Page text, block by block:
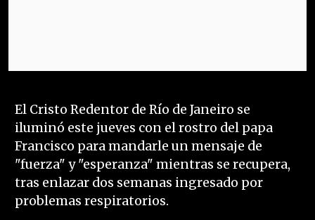
El Cristo Redentor de Río de Janeiro se
iluminó este jueves con el rostro del papa
Francisco para mandarle un mensaje de
"fuerza" y "esperanza" mientras se recupera,
tras enlazar dos semanas ingresado por
problemas respiratorios.